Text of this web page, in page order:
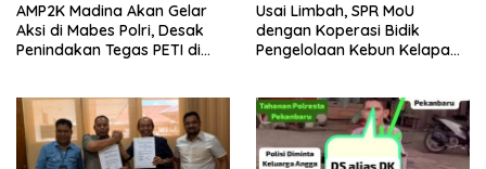
AMP2K Madina Akan Gelar
Aksi di Mabes Polri, Desak
Penindakan Tegas PETI di
Usai Limbah, SPR MoU
dengan Koperasi Bidik
Pengelolaan Kebun Kelapa